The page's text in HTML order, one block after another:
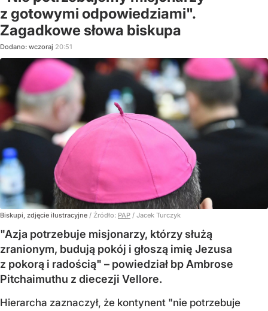
z gotowymi odpowiedziami".
Zagadkowe słowa biskupa
Dodano: wczoraj 20:51
Biskupi, zdjęcie ilustracyjne / Źródło: PAP / Jacek Turczyk
"Azja potrzebuje misjonarzy, którzy służą
zranionym, budują pokój i głoszą imię Jezusa
z pokorą i radością" – powiedział bp Ambrose
Pitchaimuthu z diecezji Vellore.
Hierarcha zaznaczył, że kontynent "nie potrzebuje